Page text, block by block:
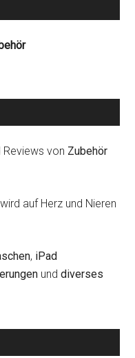
Reviews von Zubehör
wird auf Herz und Nieren
, iPad
unddiverses